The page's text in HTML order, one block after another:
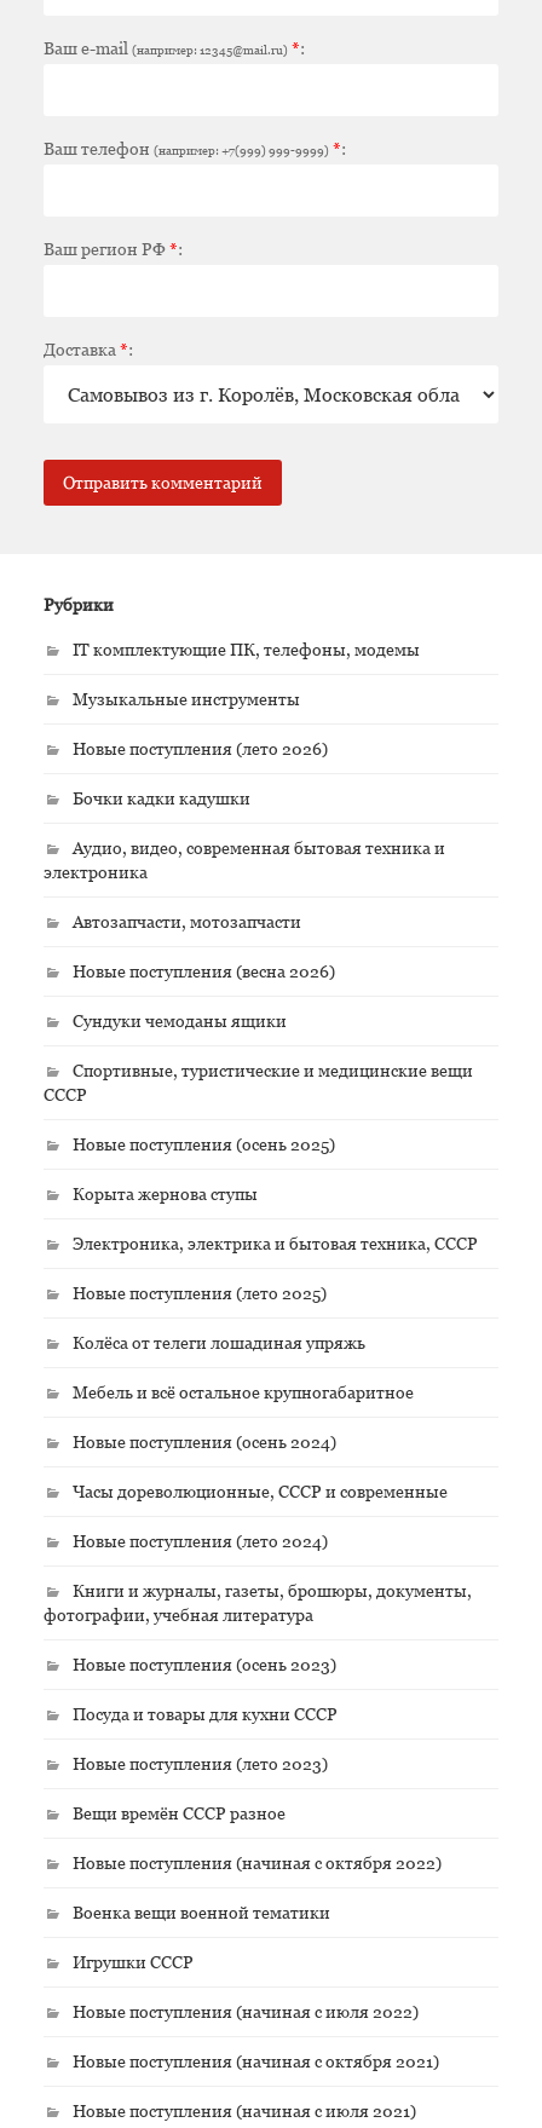
Ваш e-mail (например: 12345@mail.ru) *:
Ваш телефон (например: +7(999) 999-9999) *:
Ваш регион РФ*:
Доставка *:
Рубрики
IT комплектующие ПК, телефоны, модемы
Музыкальные инструменты
Новые поступления (лето 2026)
Бочки кадки кадушки
Аудио, видео, современная бытовая техника и
электроника
Автозапчасти, мотозапчасти
Новые поступления (весна 2026)
Сундуки чемоданы ящики
Спортивные, туристические и медицинские вещи
СССР
Новые поступления (осень 2025)
Корыта жернова ступы
Электроника, электрика и бытовая техника, СССР
Новые поступления (лето 2025)
Колёса от телеги лошадиная упряжь
Мебель и всё остальное крупногабаритное
Новые поступления (осень 2024)
Часы дореволюционные, СССР и современные
Новые поступления (лето 2024)
Книги и журналы, газеты, брошюры, документы,
фотографии, учебная литература
Новые поступления (осень 2023)
Посуда и товары для кухни СССР
Новые поступления (лето 2023)
Вещи времён СССР разное
Новые поступления (начиная с октября 2022)
Военка вещи военной тематики
Игрушки СССР
Новые поступления (начиная с июля 2022)
Новые поступления (начиная с октября 2021)
Новые поступления (начиная с июля 2021)